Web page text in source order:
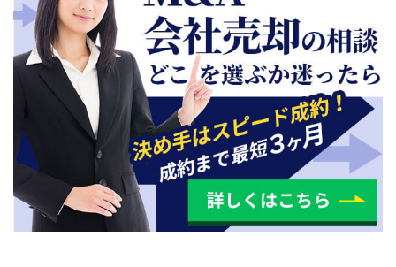
事業譲渡によるM&Aの会計・税務に関する仕訳
事業譲渡によるM&Aの案件例
事業譲渡によるM&Aの成功事例
事業譲渡によるM&Aのまとめ